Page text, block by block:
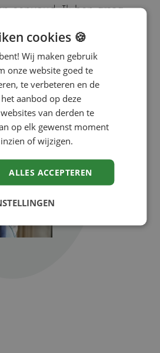
eenvoud. Ik ben graag
in beweging. Samen
en hond geniet ik van
het platteland in Drenthe.
cookies 🍪
Wij maken gebruik
onze website goed te
te verbeteren en de
aanbod op deze
van derden te
op elk gewenst moment
of wijzigen.
ALLES ACCEPTEREN